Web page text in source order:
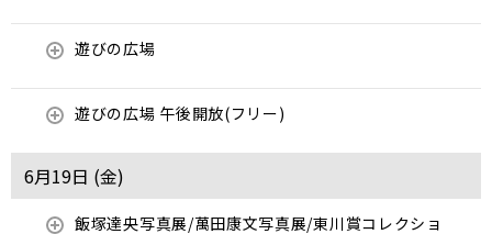
遊びの広場
遊びの広場 午後開放(フリー)
6月19日 (金)
飯塚達央写真展/萬田康文写真展/東川賞コレクショ